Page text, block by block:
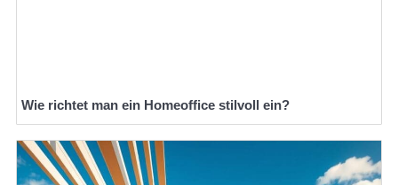
Wie richtet man ein Homeoffice stilvoll ein?